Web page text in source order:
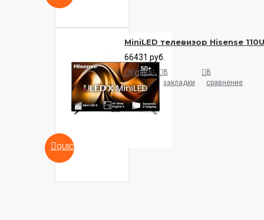
QUICKVIEW
MiniLED телевизор Hisense
66431 руб.
Купить
В
закладки
В
сравнение